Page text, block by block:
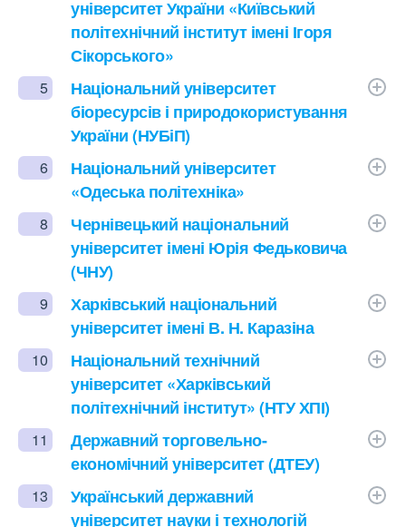
університет України «Київський
політехнічний інститут імені Ігоря
Сікорського»
5
Національний університет
біоресурсів і природокористування
України (НУБіП)
6
Національний університет
«Одеська політехніка»
8
Чернівецький національний
університет імені Юрія Федьковича
(ЧНУ)
9
Харківський національний
університет імені В. Н. Каразіна
10
Національний технічний
університет «Харківський
політехнічний інститут» (НТУ ХПІ)
11
Державний торговельно-
економічний університет (ДТЕУ)
13
Український державний
університет науки і технологій